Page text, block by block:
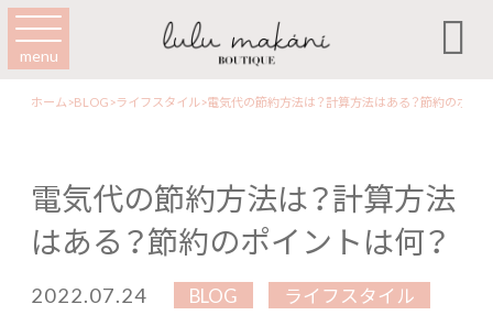
menu 
ホーム>BLOG>ライフスタイル>電気代の節約方法は？計算方法はある？節約のポイ
電気代の節約方法は？計算方法
はある？節約のポイントは何？
2022.07.24 BLOG ライフスタイル